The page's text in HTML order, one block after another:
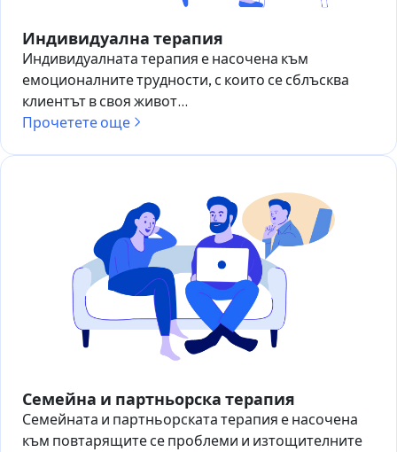
Индивидуална терапия
Индивидуалната терапия е насочена към
емоционалните трудности, с които се сблъсква
клиентът в своя живот...
Прочетете още
Семейна и партньорска терапия
Семейната и партньорската терапия е насочена
към повтарящите се проблеми и изтощителните